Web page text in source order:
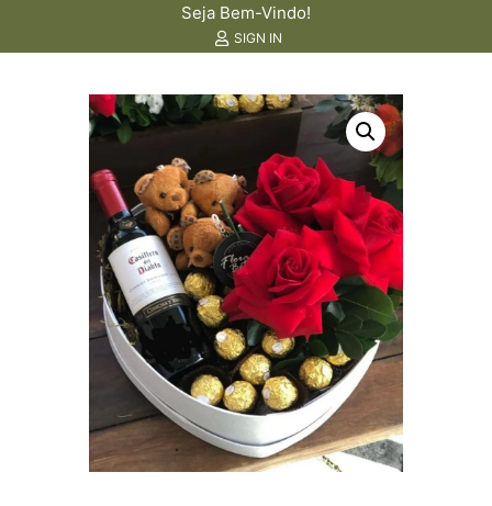
Seja Bem-Vindo!
SIGN IN